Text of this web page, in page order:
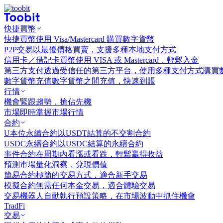
快捷買幣
快捷買幣使用 Visa/Mastercard 購買數字貨幣
P2P交易 以最優價格買賣，支援多種本地支付方式
信用卡／借記卡買幣使用 VISA 或 Mastercard，輕鬆入金
第三方支付透過受信任的第三方平台，使用多種支付方式購買
數字貨幣充值數字貨幣之間充值，快速到賬
行情
機會緊跟趨勢，搶佔先機
市場即時掌握市場行情
合約
U本位永續合約 以USDT結算的不交割合約
USDC永續合約 以USDC結算的永續合約
事件合約在周期內看漲或看跌，輕鬆贏得收益
預測市場量化洞察，兌現價值
簡易合約極簡的交易方式，適合新手交易
模擬合約無需任何本金交易，適合體驗交易
交易機器人 自動執行預設策略，在市場波動中抓住機會
TradFi
交易